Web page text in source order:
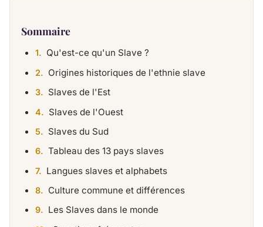
Sommaire
Qu'est-ce qu'un Slave ?
Origines historiques de l'ethnie slave
Slaves de l'Est
Slaves de l'Ouest
Slaves du Sud
Tableau des 13 pays slaves
Langues slaves et alphabets
Culture commune et différences
Les Slaves dans le monde